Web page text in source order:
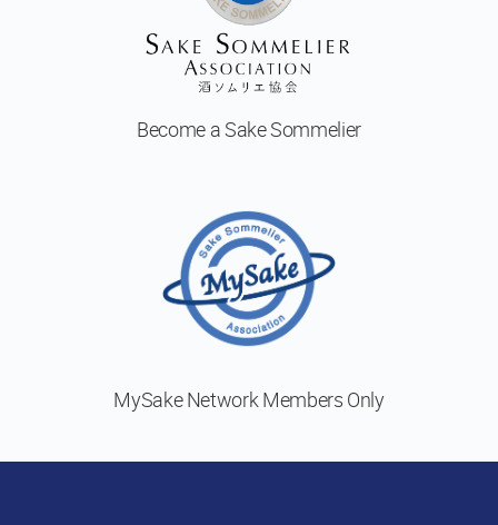
Become aSake Sommelier
MySake NetworkMembers Only